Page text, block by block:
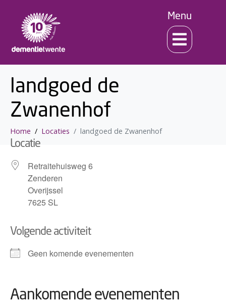
Menu
landgoed de
Zwanenhof
Home Locaties landgoed de Zwanenhof
Locatie
Retraitehuisweg 6
Zenderen
Overijssel
7625 SL
Volgende activiteit
Geen komende evenementen
Aankomende evenementen